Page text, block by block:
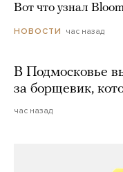
Вот что узнал
НОВОСТИ час назад
В Подмосковье
за борщевик,
час назад